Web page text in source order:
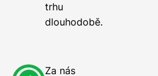
trhu
dlouhodobě.
Za nás